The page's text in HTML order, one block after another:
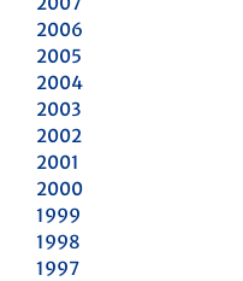
2006
2005
2004
2003
2002
2001
2000
1999
1998
1997